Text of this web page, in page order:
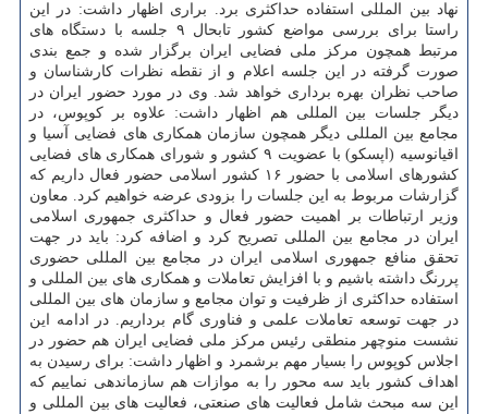
نهاد بین المللی استفاده حداكثری برد. براری اظهار داشت: در این
راستا برای بررسی مواضع كشور تابحال ۹ جلسه با دستگاه های
مرتبط همچون مركز ملی فضایی ایران برگزار شده و جمع بندی
صورت گرفته در این جلسه اعلام و از نقطه نظرات كارشناسان و
صاحب نظران بهره برداری خواهد شد. وی در مورد حضور ایران در
دیگر جلسات بین المللی هم اظهار داشت: علاوه بر كوپوس، در
مجامع بین المللی دیگر همچون سازمان همكاری های فضایی آسیا و
اقیانوسیه (اپسكو) با عضویت ۹ كشور و شورای همكاری های فضایی
كشورهای اسلامی با حضور ۱۶ كشور اسلامی حضور فعال داریم كه
گزارشات مربوط به این جلسات را بزودی عرضه خواهیم كرد. معاون
وزیر ارتباطات بر اهمیت حضور فعال و حداكثری جمهوری اسلامی
ایران در مجامع بین المللی تصریح كرد و اضافه كرد: باید در جهت
تحقق منافع جمهوری اسلامی ایران در مجامع بین المللی حضوری
پررنگ داشته باشیم و با افزایش تعاملات و همكاری های بین المللی و
استفاده حداكثری از ظرفیت و توان مجامع و سازمان های بین المللی
در جهت توسعه تعاملات علمی و فناوری گام برداریم. در ادامه این
نشست منوچهر منطقی رئیس مركز ملی فضایی ایران هم حضور در
اجلاس كوپوس را بسیار مهم برشمرد و اظهار داشت: برای رسیدن به
اهداف كشور باید سه محور را به موازات هم سازماندهی نماییم كه
این سه مبحث شامل فعالیت های صنعتی، فعالیت های بین المللی و